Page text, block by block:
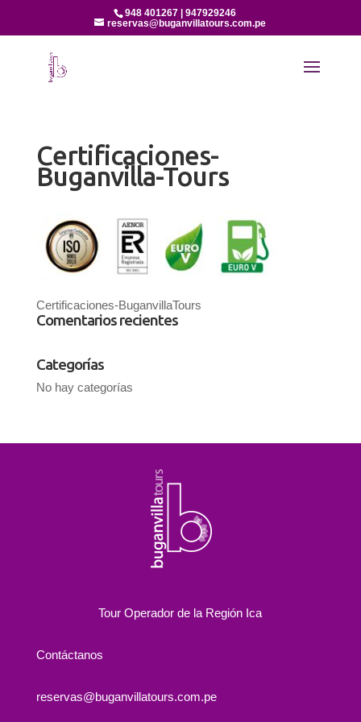
948 401267 | 947929246
reservas@buganvillatours.com.pe
Certificaciones-
Buganvilla-Tours
Certificaciones-BuganvillaTours
Comentarios recientes
Categorías
No hay categorías
Tour Operador de la Región Ica
Contáctanos
reservas@buganvillatours.com.pe